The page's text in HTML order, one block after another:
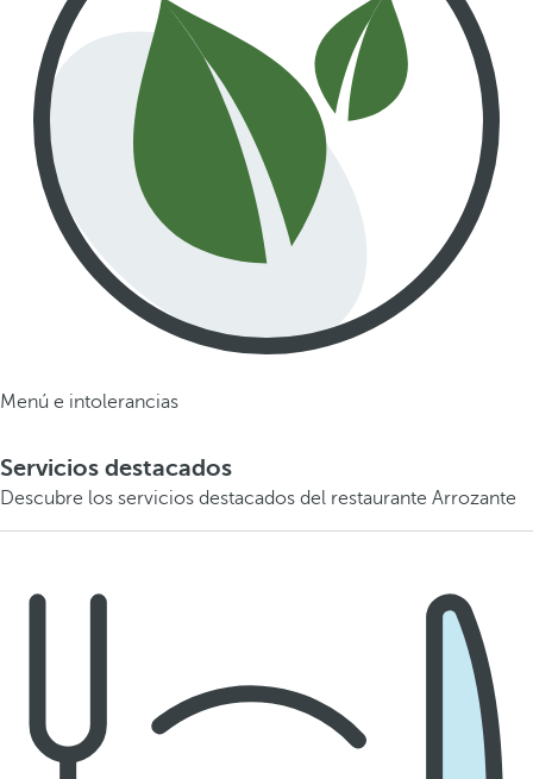
Menú e intolerancias
Servicios destacados
Descubre los servicios destacados del restaurante Arrozante